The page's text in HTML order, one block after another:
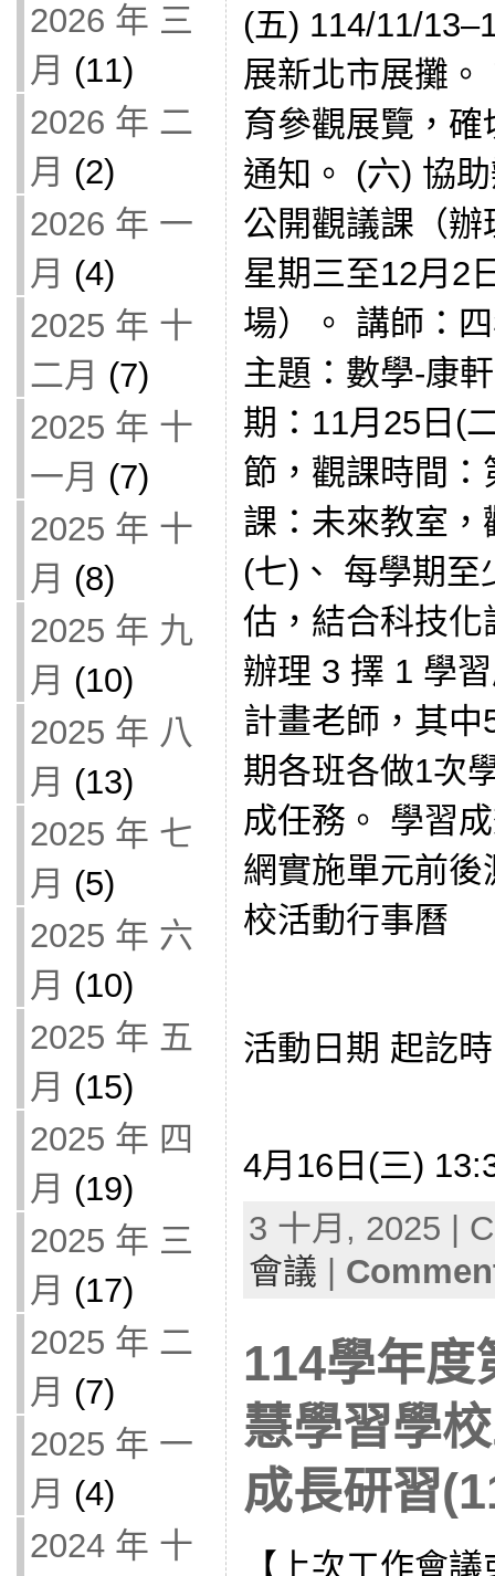
2026 年 三
月 (11)
2026 年 二
月 (2)
2026 年 一
月 (4)
2025 年 十
二月 (7)
2025 年 十
一月 (7)
2025 年 十
月 (8)
2025 年 九
月 (10)
2025 年 八
月 (13)
2025 年 七
月 (5)
2025 年 六
月 (10)
2025 年 五
月 (15)
2025 年 四
月 (19)
2025 年 三
月 (17)
2025 年 二
月 (7)
2025 年 一
月 (4)
2024 年 十
(五) 114/11/
展新北市展攤
育參觀展覽，
通知。 (六) 協
公開觀議課（
星期三至12月2
場）。 講師：
主題：數學-康
期：11月25日(
節，觀課時間
課：未來教室
(七)、 每學期至
估，結合科技
辦理 3 擇 1 學
計畫老師，其
期各班各做1次
成任務。 學習
網實施單元前
校活動行事曆
活動日期 起訖
4月16日(三)
3 十月, 2025 |
會議
114學年度
慧學習學
成長研習
【上次工作會